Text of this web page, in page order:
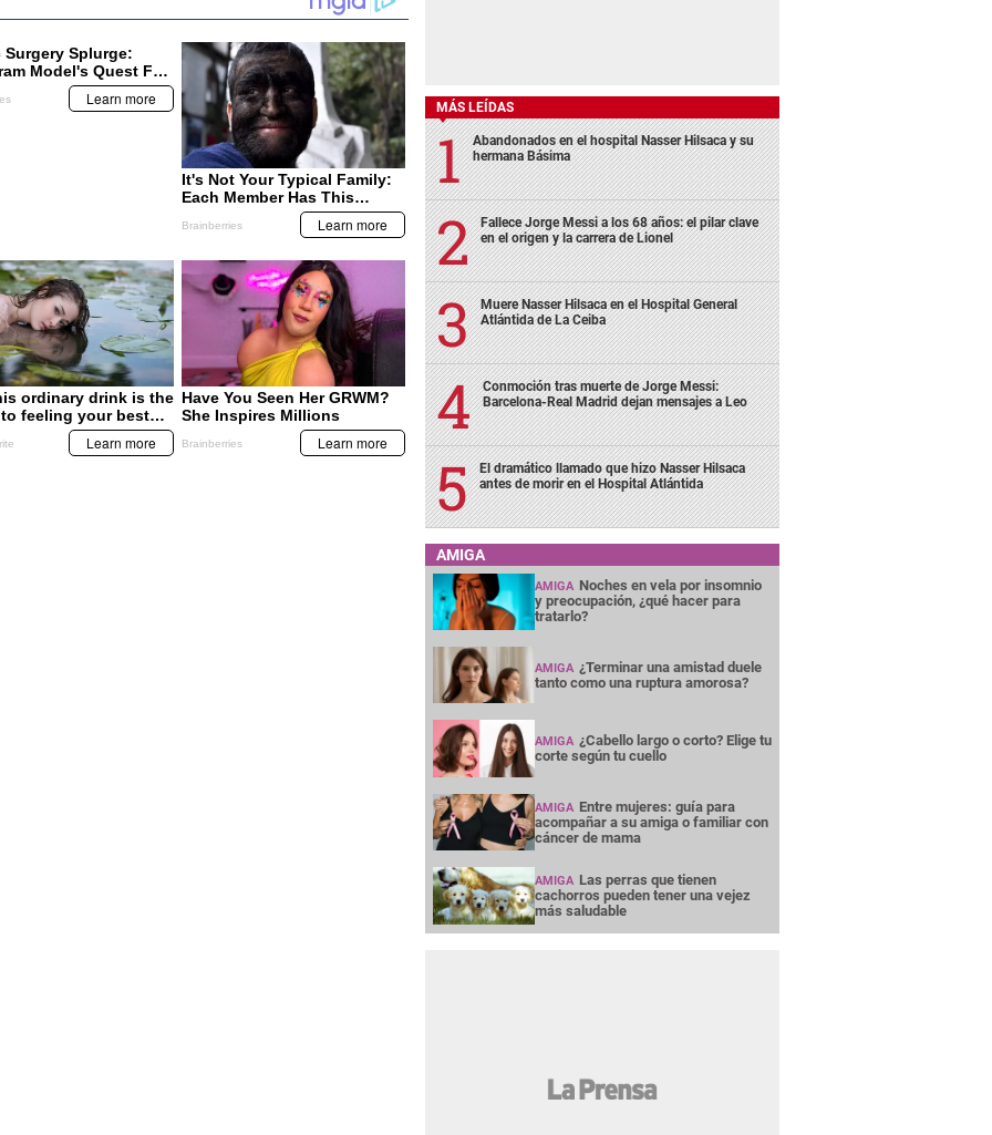
MÁS LEÍDAS
Abandonados en el hospital Nasser Hilsaca y su
hermana Básima
Fallece Jorge Messi a los 68 años: el pilar clave
en el origen y la carrera de Lionel
Muere Nasser Hilsaca en el Hospital General
Atlántida de La Ceiba
Conmoción tras muerte de Jorge Messi:
Barcelona-Real Madrid dejan mensajes a Leo
El dramático llamado que hizo Nasser Hilsaca
antes de morir en el Hospital Atlántida
AMIGA
AMIGA Noches en vela por insomnio
y preocupación, ¿qué hacer para
tratarlo?
AMIGA ¿Terminar una amistad duele
tanto como una ruptura amorosa?
AMIGA ¿Cabello largo o corto? Elige tu
corte según tu cuello
AMIGA Entre mujeres: guía para
acompañar a su amiga o familiar con
cáncer de mama
AMIGA Las perras que tienen
cachorros pueden tener una vejez
más saludable